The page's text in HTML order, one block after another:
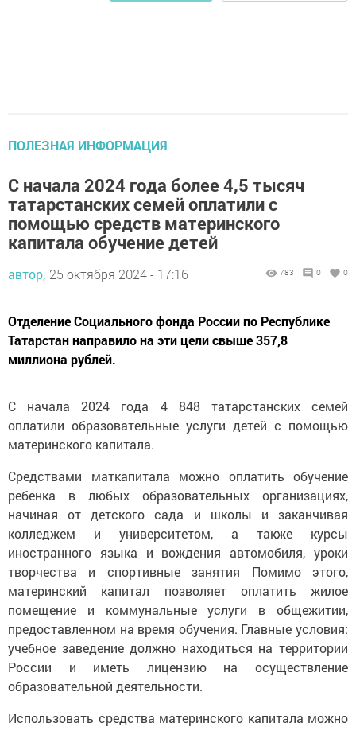
ПОЛЕЗНАЯ ИНФОРМАЦИЯ
С начала 2024 года более 4,5 тысяч
татарстанских семей оплатили с
помощью средств материнского
капитала обучение детей
автор, 25 октября 2024 - 17:16 783 0 0
Отделение Социального фонда России по Республике
Татарстан направило на эти цели свыше 357,8
миллиона рублей.
С начала 2024 года 4 848 татарстанских семей
оплатили образовательные услуги детей с помощью
материнского капитала.
Средствами маткапитала можно оплатить обучение
ребенка в любых образовательных организациях,
начиная от детского сада и школы и заканчивая
колледжем и университетом, а также курсы
иностранного языка и вождения автомобиля, уроки
творчества и спортивные занятия Помимо этого,
материнский капитал позволяет оплатить жилое
помещение и коммунальные услуги в общежитии,
предоставленном на время обучения. Главные условия:
учебное заведение должно находиться на территории
России и иметь лицензию на осуществление
образовательной деятельности.
Использовать средства материнского капитала можно